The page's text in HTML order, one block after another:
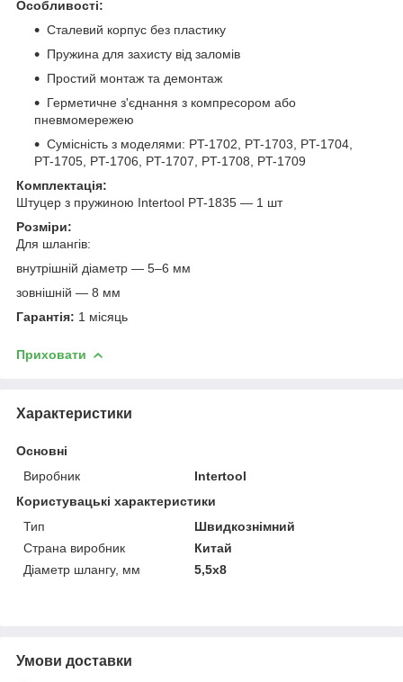
Особливості:
Сталевий корпус без пластику
Пружина для захисту від заломів
Простий монтаж та демонтаж
Герметичне з'єднання з компресором або
пневмомережею
Сумісність з моделями: PT-1702, PT-1703, PT-1704,
PT-1705, PT-1706, PT-1707, PT-1708, PT-1709
Комплектація:
Штуцер з пружиною Intertool PT-1835 — 1 шт
Розміри:
Для шлангів:
внутрішній діаметр — 5–6 мм
зовнішній — 8 мм
Гарантія: 1 місяць
Приховати
Характеристики
Основні
Виробник
Intertool
Користувацькі характеристики
Тип
Швидкознімний
Страна виробник
Китай
Діаметр шлангу, мм
5,5х8
Умови доставки